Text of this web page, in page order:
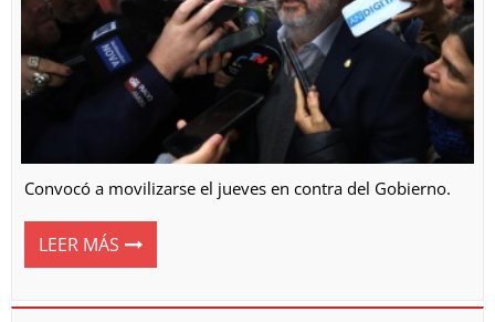
Convocó a movilizarse el jueves en contra del Gobierno.
LEER MÁS